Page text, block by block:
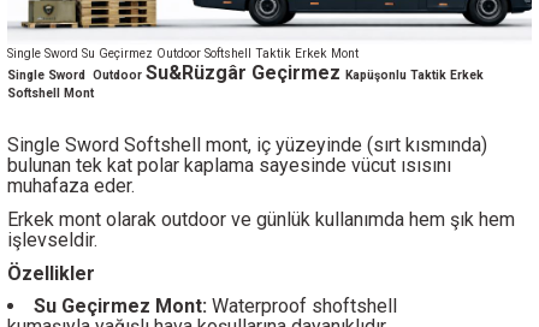
Single Sword Su Geçirmez Outdoor Softshell Taktik Erkek Mont
Single Sword
Outdoor Su&Rüzgâr Geçirmez
Kapüşonlu Taktik Erkek
Softshell Mont
Single Sword Softshell mont, iç yüzeyinde (sırt kısmında)
bulunan tek kat polar kaplama sayesinde vücut ısısını
muhafaza eder.
Erkek mont olarak outdoor ve günlük kullanımda hem şık hem
işlevseldir.
Özellikler
Su Geçirmez Mont: Waterproof shoftshell